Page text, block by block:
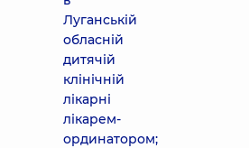
Луганській
обласній
дитячій
клінічній
лікарні
лікарем-
ординатором;